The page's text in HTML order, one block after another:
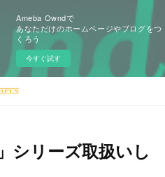
Ameba Owndで
あなただけのホームページやブログをつ
くろう
今すぐ試す
シリーズ取扱いし